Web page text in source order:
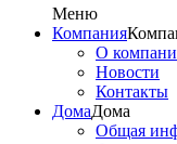
Меню
Компания
О
Новости
Контакты
ДомаДома
Общая